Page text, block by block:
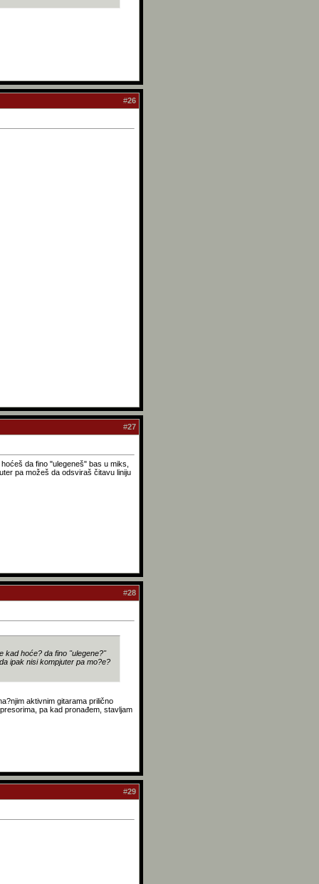
#26
#27
da fino "ulegeneš" bas u miks,
pa možeš da odsviraš čitavu liniju
#28
kad hoće? da fino "ulegene?"
ipak nisi kompjuter pa mo?e?
aktivnim gitarama prilično
pa kad pronađem, stavljam
#29